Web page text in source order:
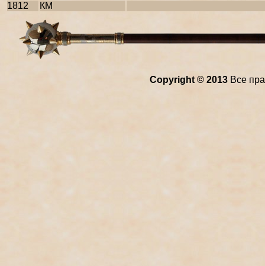
1812
КМ
Copyright © 2013 Все